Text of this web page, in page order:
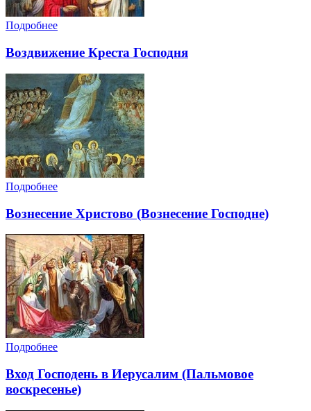
Подробнее
Воздвижение Креста Господня
Подробнее
Вознесение Христово (Вознесение Господне)
Подробнее
Вход Господень в Иерусалим (Пальмовое
воскресенье)